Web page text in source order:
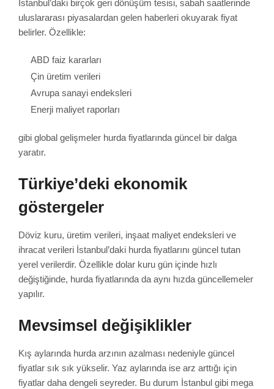
İstanbul’daki birçok geri dönüşüm tesisi, sabah saatlerinde
uluslararası piyasalardan gelen haberleri okuyarak fiyat
belirler. Özellikle:
ABD faiz kararları
Çin üretim verileri
Avrupa sanayi endeksleri
Enerji maliyet raporları
gibi global gelişmeler hurda fiyatlarında güncel bir dalga
yaratır.
Türkiye’deki ekonomik
göstergeler
Döviz kuru, üretim verileri, inşaat maliyet endeksleri ve
ihracat verileri İstanbul’daki hurda fiyatlarını güncel tutan
yerel verilerdir. Özellikle dolar kuru gün içinde hızlı
değiştiğinde, hurda fiyatlarında da aynı hızda güncellemeler
yapılır.
Mevsimsel değişiklikler
Kış aylarında hurda arzının azalması nedeniyle güncel
fiyatlar sık sık yükselir. Yaz aylarında ise arz arttığı için
fiyatlar daha dengeli seyreder. Bu durum İstanbul gibi mega